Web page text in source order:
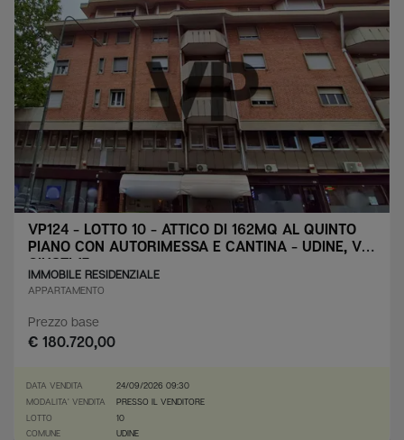
VP124 - LOTTO 10 - ATTICO DI 162MQ AL QUINTO
PIANO CON AUTORIMESSA E CANTINA - UDINE, VIA
GIUSTI 17
IMMOBILE RESIDENZIALE
APPARTAMENTO
Prezzo base
€ 180.720,00
DATA VENDITA
24/09/2026 09:30
MODALITA' VENDITA
PRESSO IL VENDITORE
LOTTO
10
COMUNE
UDINE